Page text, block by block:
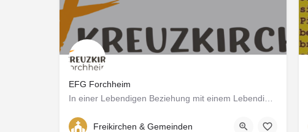
EFG Forchheim
In einer Lebendigen Beziehung mit einem Lebendigen Gott
Am Siechhaus 4
Freikirchen & Gemeinden